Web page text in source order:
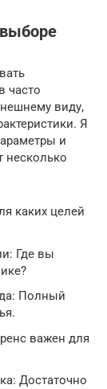
часто
виду,
Я
и
несколько
каких целей
Где вы
Полный
важен для
Достаточно